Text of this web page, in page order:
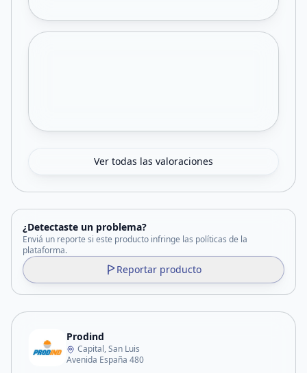
Ver todas las valoraciones
¿Detectaste un problema?
Enviá un reporte si este producto infringe las políticas de la
plataforma.
Reportar producto
Prodind
Capital, San Luis
Avenida España 480